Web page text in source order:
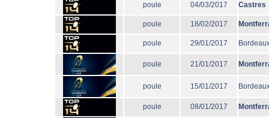
poule 04/03/2017 Castres
poule 18/02/2017
poule 29/01/2017
poule 21/01/2017
poule 15/01/2017
poule 08/01/2017